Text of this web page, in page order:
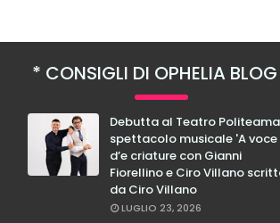
CONSIGLI DI OPHELIA BLOG
Debutta al Teatro
spettacolo musicale 'A voce
d’e criature con Gianni
Fiorellino e Ciro Villano
da Ciro Villano
LUGLIO 23, 2026